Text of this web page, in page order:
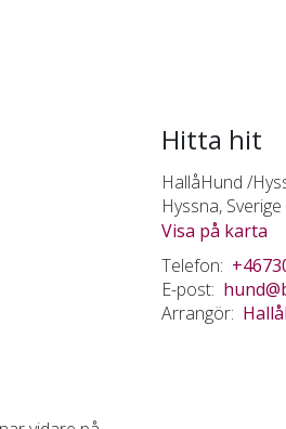
Hitta hit
HallåHund /
Hyssna, Sverige
Visa på karta
Telefon:
E-post:
Arrangör: